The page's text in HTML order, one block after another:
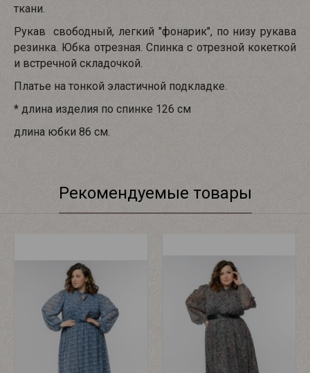
ткани.
Рукав свободный, легкий "фонарик", по низу рукава
резинка. Юбка отрезная. Спинка с отрезной кокеткой
и встречной складочкой.
Платье на тонкой эластичной подкладке.
* длина изделия по спинке 126 см
длина юбки 86 см.
Рекомендуемые товары